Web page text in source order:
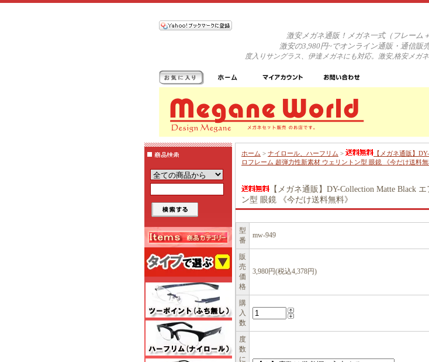
激安メガネ通販！メガネ一式（フレーム
激安の3,980円~でオンライン通販・通信販
度入りサングラス、伊達メガネにも対応。激安,格安メガ
ホーム > ナイロール、ハーフリム >
【メガネ通販】
ロフレーム 超弾力性新素材 ウェリントン型 眼鏡 《今だけ送料無
【メガネ通販】DY-Collection Matte Black
ン型 眼鏡 《今だけ送料無料》
型
番
mw-949
販
売
価
格
3,980円(税込4,378円)
購
入
数
度
数
に